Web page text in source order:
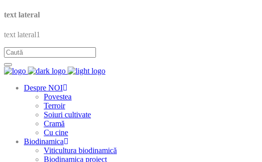
text lateral
text lateral1
Despre NOI
Povestea
Terroir
Soiuri cultivate
Cramă
Cu cine
Biodinamica
Viticultura biodinamică
Biodinamica proiect